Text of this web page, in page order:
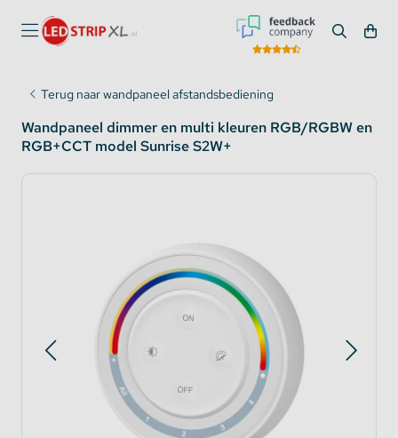
Terug naar wandpaneel afstandsbediening
Wandpaneel dimmer en multi kleuren RGB/RGBW en
RGB+CCT model Sunrise S2W+